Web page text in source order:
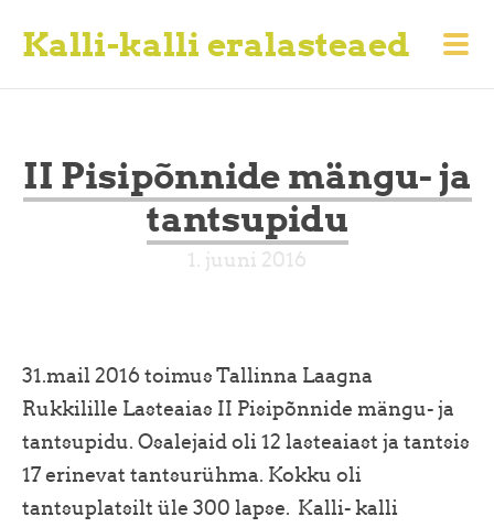
Kalli-kalli eralasteaed
II Pisipõnnide mängu- ja
tantsupidu
1. juuni 2016
31.mail 2016 toimus Tallinna Laagna
Rukkilille Lasteaias II Pisipõnnide mängu- ja
tantsupidu. Osalejaid oli 12 lasteaiast ja tantsis
17 erinevat tantsurühma. Kokku oli
tantsuplatsilt üle 300 lapse. Kalli- kalli